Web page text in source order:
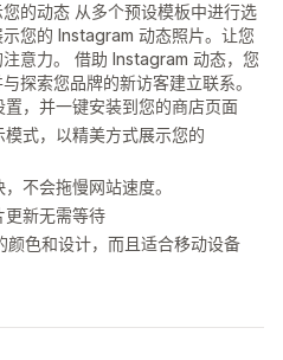
的动态 从多个预设模板中进行选
您的 Instagram 动态照片。让您
意力。 借助 Instagram 动态，您
探索您品牌的新访客建立联系。
，并一键安装到您的商店页面
式，以精美方式展示您的
不会拖慢网站速度。
更新无需等待
色和设计，而且适合移动设备